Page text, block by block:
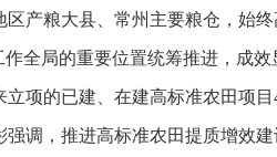
区产粮大县、常州主要粮仓，始
作全局的重要位置统筹推进，成
立项的已建、在建高标准农田项
强调，推进高标准农田提质增效